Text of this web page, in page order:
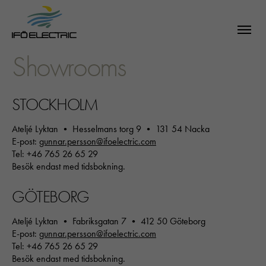
Showrooms
STOCKHOLM
Ateljé Lyktan • Hesselmans torg 9 • 131 54 Nacka
E-post: gunnar.persson@ifoelectric.com
Tel: +46 765 26 65 29
Besök endast med tidsbokning.
GÖTEBORG
Ateljé Lyktan • Fabriksgatan 7 • 412 50 Göteborg
E-post: gunnar.persson@ifoelectric.com
Tel: +46 765 26 65 29
Besök endast med tidsbokning.